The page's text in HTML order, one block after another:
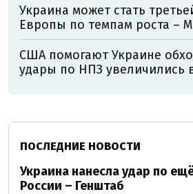
Украина может стать
Европы по темпам роста –
США помогают Украине
удары по НПЗ увеличились
ПОСЛЕДНИЕ НОВОСТИ
Украина нанесла удар по
России – Генштаб